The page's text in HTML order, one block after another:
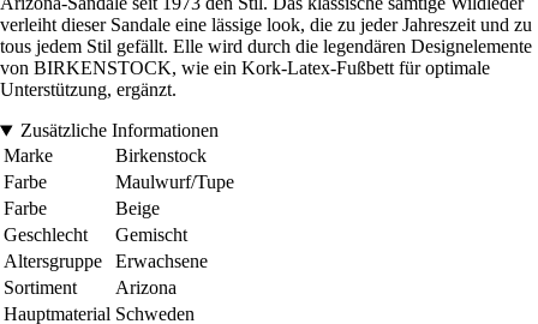
verleiht dieser Sandale eine lässige look, die zu jeder Jahreszeit und zu
tous jedem Stil gefällt. Elle wird durch die legendären Designelemente
von BIRKENSTOCK, wie ein Kork-Latex-Fußbett für optimale
Unterstützung, ergänzt.
Zusätzliche Informationen
Marke
Birkenstock
Farbe
Maulwurf/Tupe
Farbe
Beige
Geschlecht
Gemischt
Altersgruppe
Erwachsene
Sortiment
Arizona
Hauptmaterial Schweden